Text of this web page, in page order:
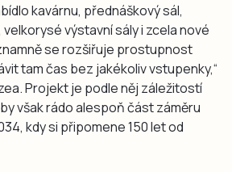
kavárnu, přednáškový sál,
výstavní sály i zcela nové
se rozšiřuje prostupnost
tam čas bez jakékoliv vstupenky,“
Projekt je podle něj záležitostí
však rádo alespoň část záměru
kdy si připomene 150 let od